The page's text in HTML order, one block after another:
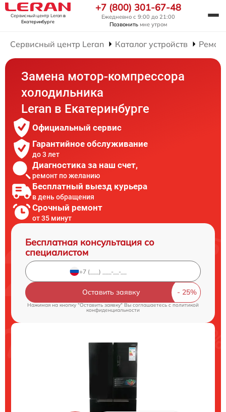
Сервисный центр Leranв
Екатеринбурге
+7 (800) 301-67-48
Ежедневно с 9:00 до 21:00
Позвонить мне утром
Сервисный центр Leran Каталог устройств
Замена мотор-компрессора
холодильника
Leran в Екатеринбурге
Официальный сервис
Гарантийное обслуживание
до 3 лет
Диагностика за наш счет,
ремонт по желанию
Бесплатный выезд курьера
в день обращения
Срочный ремонт
от 35 минут
Бесплатная консультация со
специалистом
Оставить заявку
Нажимая на кнопку "Оставить заявку" Вы соглашаетесь cполитикой
конфиденциальности